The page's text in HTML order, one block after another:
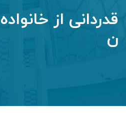
قدردانی از
ن